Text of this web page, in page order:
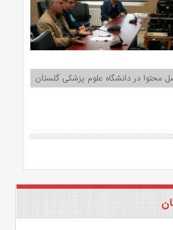
محتوا در دانشگاه علوم پزشکی گلستان